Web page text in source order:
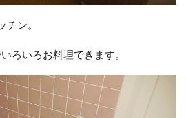
ン。
ろいろお料理できます。